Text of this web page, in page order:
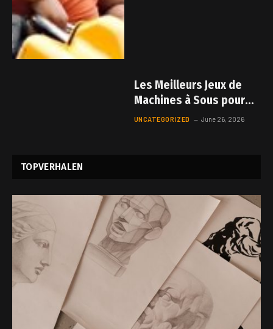
TOPVERHALEN
Les Meilleurs Jeux de
Machines à Sous pour
les Fans d’Anime :
UNCATEGORIZED June 26, 2026